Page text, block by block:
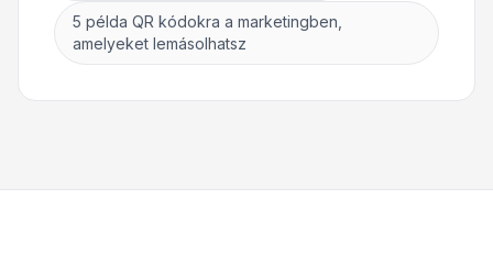
5 példa QR kódokra a marketingben,
amelyeket lemásolhatsz